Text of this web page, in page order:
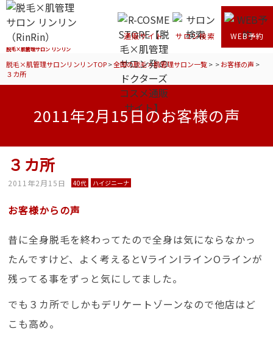
脱毛×肌管理サロン リンリン
通販サイト サロン検索 WEB予約
脱毛×肌管理サロンリンリンTOP>全国の脱毛×肌管理サロン一覧> >お客様の声 >
３カ所
2011年2月15日のお客様の声
３カ所
2011年2月15日 40代 ハイジニーナ
お客様からの声
昔に全身脱毛を終わってたので全身は気にならなかっ
たんですけど、よく考えるとVラインIラインOラインが
残ってる事をずっと気にしてました。
でも３カ所でしかもデリケートゾーンなので他店はど
こも高め。